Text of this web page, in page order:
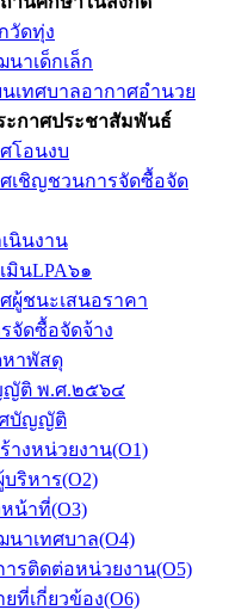
วัดทุ่ง
าเด็กเล็ก
นเทศบาลอากาศอำนวย
ะกาศประชาสัมพันธ์
โอนงบ
เชิญชวนการจัดซื้อจัด
นินงาน
มินLPA๖๑
ผู้ชนะเสนอราคา
จัดซื้อจัดจ้าง
าพัสดุ
ญัติ พ.ศ.๒๕๖๔
ศบัญญัติ
างหน่วยงาน(O1)
ริหาร(O2)
น้าที่(O3)
าเทศบาล(O4)
รติดต่อหน่วยงาน(O5)
ที่เกี่ยวข้อง(O6)